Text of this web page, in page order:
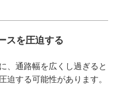
スを圧迫する
、通路幅を広くし過ぎると
迫する可能性があります。